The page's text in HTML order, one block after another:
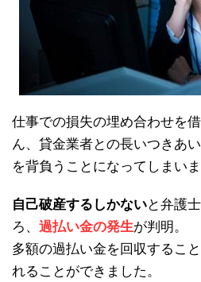
仕事での損失の埋め合わせを
ん、貸金業者との長いつきあ
を背負うことになってしまいま
自己破産するしかないと弁護
ろ、 過払い金の発生が判明。
多額の過払い金を回収するこ
れることができました。